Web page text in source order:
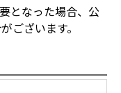
となった場合、公
ございます。